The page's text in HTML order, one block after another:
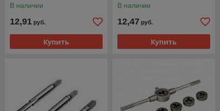
В наличии
12,91 руб.
Купить
В наличии
12,47 руб.
Купить